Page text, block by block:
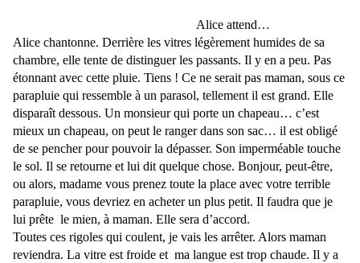
Alice attend…
Alice chantonne. Derrière les vitres légèrement humides de sa
chambre, elle tente de distinguer les passants. Il y en a peu. Pas
étonnant avec cette pluie. Tiens ! Ce ne serait pas maman, sous ce
parapluie qui ressemble à un parasol, tellement il est grand. Elle
disparaît dessous. Un monsieur qui porte un chapeau… c’est
mieux un chapeau, on peut le ranger dans son sac… il est obligé
de se pencher pour pouvoir la dépasser. Son imperméable touche
le sol. Il se retourne et lui dit quelque chose. Bonjour, peut-être,
ou alors, madame vous prenez toute la place avec votre terrible
parapluie, vous devriez en acheter un plus petit. Il faudra que je
lui prête le mien, à maman. Elle sera d’accord.
Toutes ces rigoles qui coulent, je vais les arrêter. Alors maman
reviendra. La vitre est froide et ma langue est trop chaude. Il y a